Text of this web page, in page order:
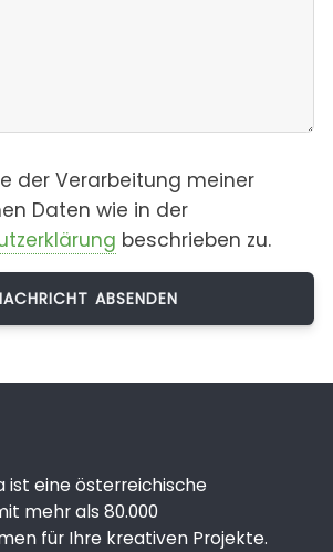
der Verarbeitung meiner
Daten wie in der
beschrieben zu.
ist eine österreichische
mehr als 80.000
für Ihre kreativen Projekte.